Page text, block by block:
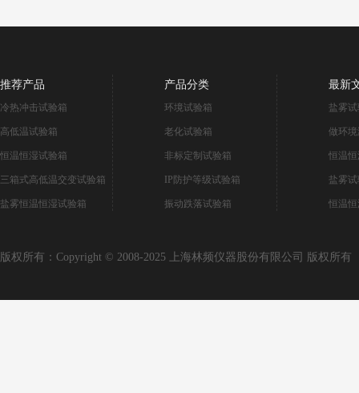
推荐产品
冷热冲击试验箱
高低温试验箱
恒温恒湿试验箱
三箱式高低温交变试验箱
盐雾恒温恒湿试验箱
产品分类
环境试验箱
老化试验箱
非标定制试验箱
IP防护等级试验箱
振动跌落试验箱
最新
盐雾
做环
恒温
盐雾
恒温
版权所有：Copyright © 2008-2025 上海林频仪器股份有限公司 版权所有